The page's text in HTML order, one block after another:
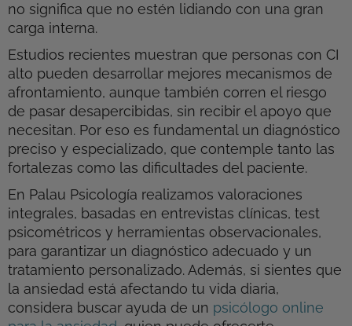
no significa que no estén lidiando con una gran
carga interna.
Estudios recientes muestran que personas con CI
alto pueden desarrollar mejores mecanismos de
afrontamiento, aunque también corren el riesgo
de pasar desapercibidas, sin recibir el apoyo que
necesitan. Por eso es fundamental un diagnóstico
preciso y especializado, que contemple tanto las
fortalezas como las dificultades del paciente.
En Palau Psicología realizamos valoraciones
integrales, basadas en entrevistas clínicas, test
psicométricos y herramientas observacionales,
para garantizar un diagnóstico adecuado y un
tratamiento personalizado. Además, si sientes que
la ansiedad está afectando tu vida diaria,
considera buscar ayuda de un psicólogo online